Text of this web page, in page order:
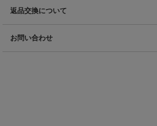
返品交換について
お問い合わせ